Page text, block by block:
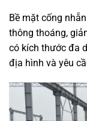
Bề mặt cống
thông thoáng,
có kích thước đa
địa hình và yêu